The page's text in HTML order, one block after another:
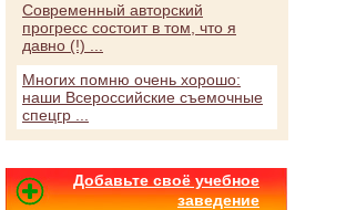
Современный авторский
прогресс состоит в том, что я
давно (!) ...
Многих помню очень хорошо:
наши Всероссийские съемочные
спецгр ...
Добавьте своё учебное
заведение